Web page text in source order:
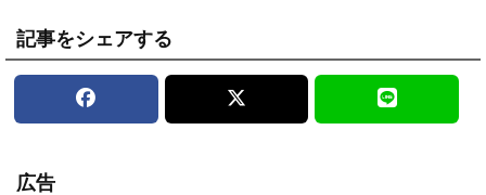
記事をシェアする
広告